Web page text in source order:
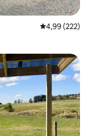
Évaluation
4,99 (222)